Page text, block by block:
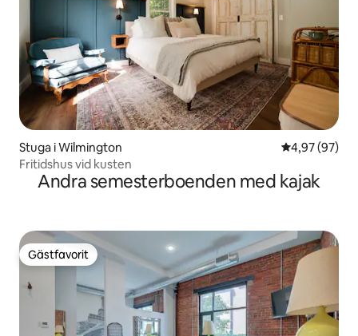
Stuga i Wilmington 4,97 av 5 i
4,97 (97)
Fritidshus vid kusten
Andra semesterboenden med kajak
Gästfavorit
Gästfavorit